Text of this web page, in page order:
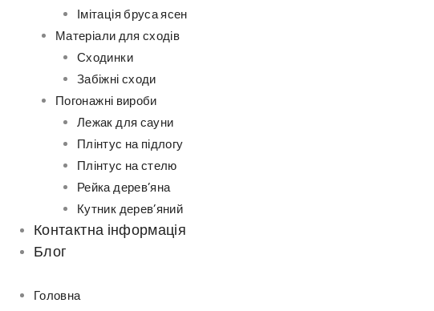
Імітація бруса ясен
Матеріали для сходів
Сходинки
Забіжні сходи
Погонажні вироби
Лежак для сауни
Плінтус на підлогу
Плінтус на стелю
Рейка дерев’яна
Кутник дерев’яний
Контактна інформація
Блог
Головна